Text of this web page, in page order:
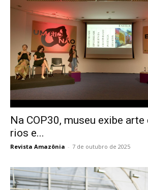
Na COP30, museu exibe
rios e...
Revista Amazônia - 7 de outubro de 2025